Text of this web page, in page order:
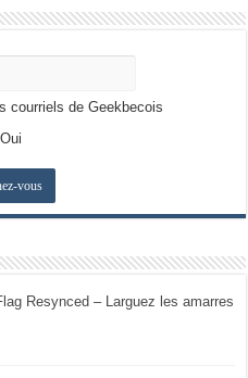
courriels de Geekbecois
Oui
Resynced – Larguez les amarres